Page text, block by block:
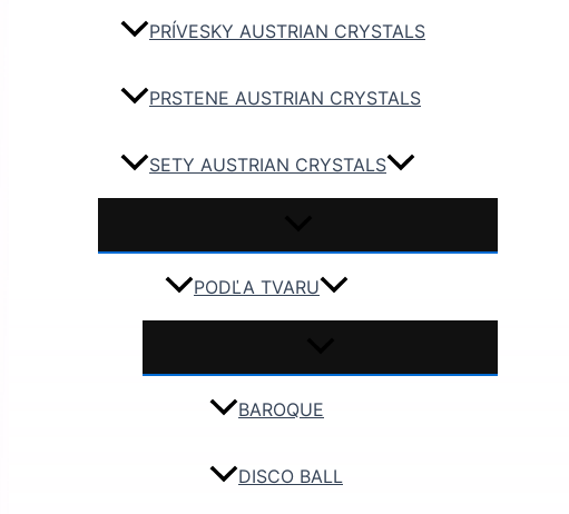
PRÍVESKY AUSTRIAN CRYSTALS
PRSTENE AUSTRIAN CRYSTALS
SETY AUSTRIAN CRYSTALS
PODĽA TVARU
BAROQUE
DISCO BALL